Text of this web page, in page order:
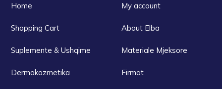
Home My account
Shopping Cart About Elba
Suplemente & Ushqime Materiale Mjeksore
Dermokozmetika Firmat